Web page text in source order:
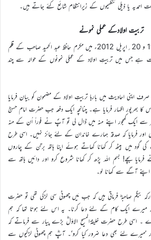
احمدیہ یا ذیلی تنظیموں کے زیرانتظام شائع کئے جاتے ہیں۔
تربیت اولادکے عملی نمونے
روزنامہ ’’الفضل‘‘ ربوہ 19 و 20؍اپریل 2012ء میں مکرم حافظ عبد الحمید صاحب کے قلم
جس میں تربیتِ اولاد کے عملی نمونوں کے حوالہ سے چند
احادیث میں بارہا تربیتِ اولاد کے مضمون کو بیان فرمایا
بھرپور اظہار فرمایا ہے۔ چنانچہ ایک دفعہ جب حضرت امام حسنؓ
سے ایک کھجور اپنے منہ میں ڈال لی تو آپؐ نے فوراً اُن کے منہ
اور فرمایا کہ صدقہ ہمارے خاندان کے لئے جائز نہیں۔ اسی طرح
میں بیٹھ کر کھانا کھاتے ہوئے اپنا ہاتھ برتن کے چاروں
بچے! بسم اللہ پڑھ کر کھانا شروع کرو اور دائیں ہاتھ سے
اپنے آگے سے کھانا لو۔
بیگم صاحبہؓ فرماتی ہیں کہ جب مَیں چھوٹی سی لڑکی تھی تو حضرت
کہ میرے ایک کام کے لئے دعا کرنا۔ یہ اس لئے ہوتا تھا کہ ہم
۔ اسی طرح حضرت خلیفۃالمسیح الاوّلؓ بڑے پیار سے فرماتے کہ
’میرے لئے بھی دعا ضرور کیا کرو‘۔ آپؓ ہم چھوٹی لڑکیوں سے